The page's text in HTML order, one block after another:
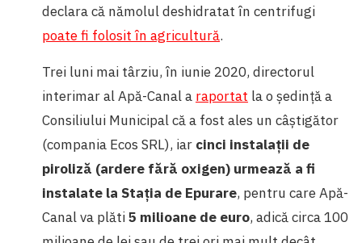
declara că nămolul deshidratat în centrifugi
poate fi folosit în agricultură.
Trei luni mai târziu, în iunie 2020, directorul
interimar al Apă-Canal a raportat la o ședință a
Consiliului Municipal că a fost ales un câștigător
(compania Ecos SRL), iar cinci instalații de
piroliză (ardere fără oxigen) urmează a fi
instalate la Stația de Epurare, pentru care Apă-
Canal va plăti5 milioane de euro, adică circa 100